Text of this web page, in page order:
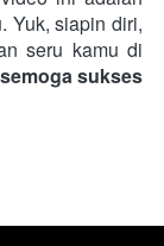
Yuk, siapin diri,
seru kamu di
sukses